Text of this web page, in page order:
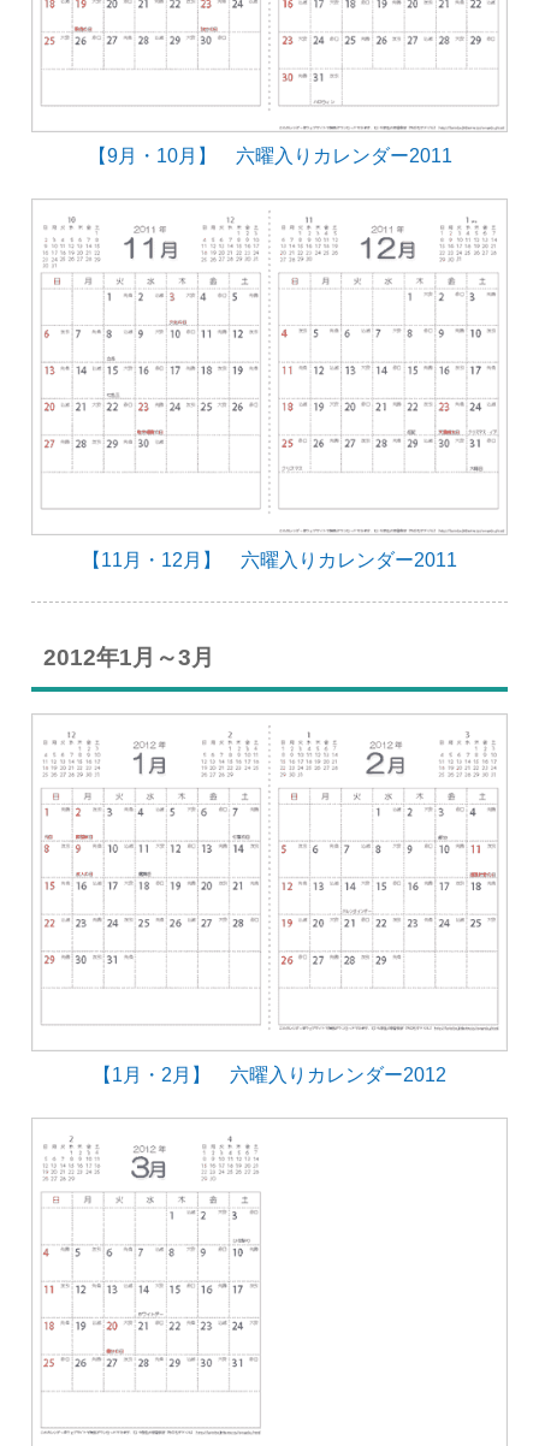
【9月・10月】 六曜入りカレンダー2011
【11月・12月】 六曜入りカレンダー2011
2012年1月～3月
【1月・2月】 六曜入りカレンダー2012